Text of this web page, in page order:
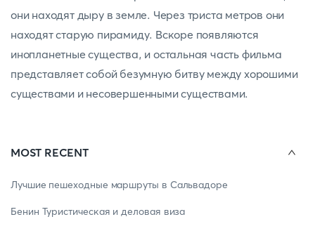
они находят дыру в земле. Через триста метров они
находят старую пирамиду. Вскоре появляются
инопланетные существа, и остальная часть фильма
представляет собой безумную битву между хорошими
существами и несовершенными существами.
MOST RECENT
Лучшие пешеходные маршруты в Сальвадоре
Бенин Туристическая и деловая виза